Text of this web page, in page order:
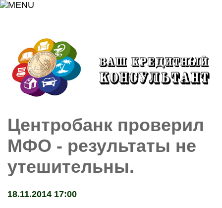
Центробанк проверил
МФО - результаты не
утешительны.
18.11.2014 17:00